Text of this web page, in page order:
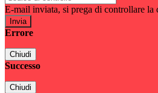
E-mail inviata, si prega di controllare la
Errore
Chiudi
Successo
Chiudi